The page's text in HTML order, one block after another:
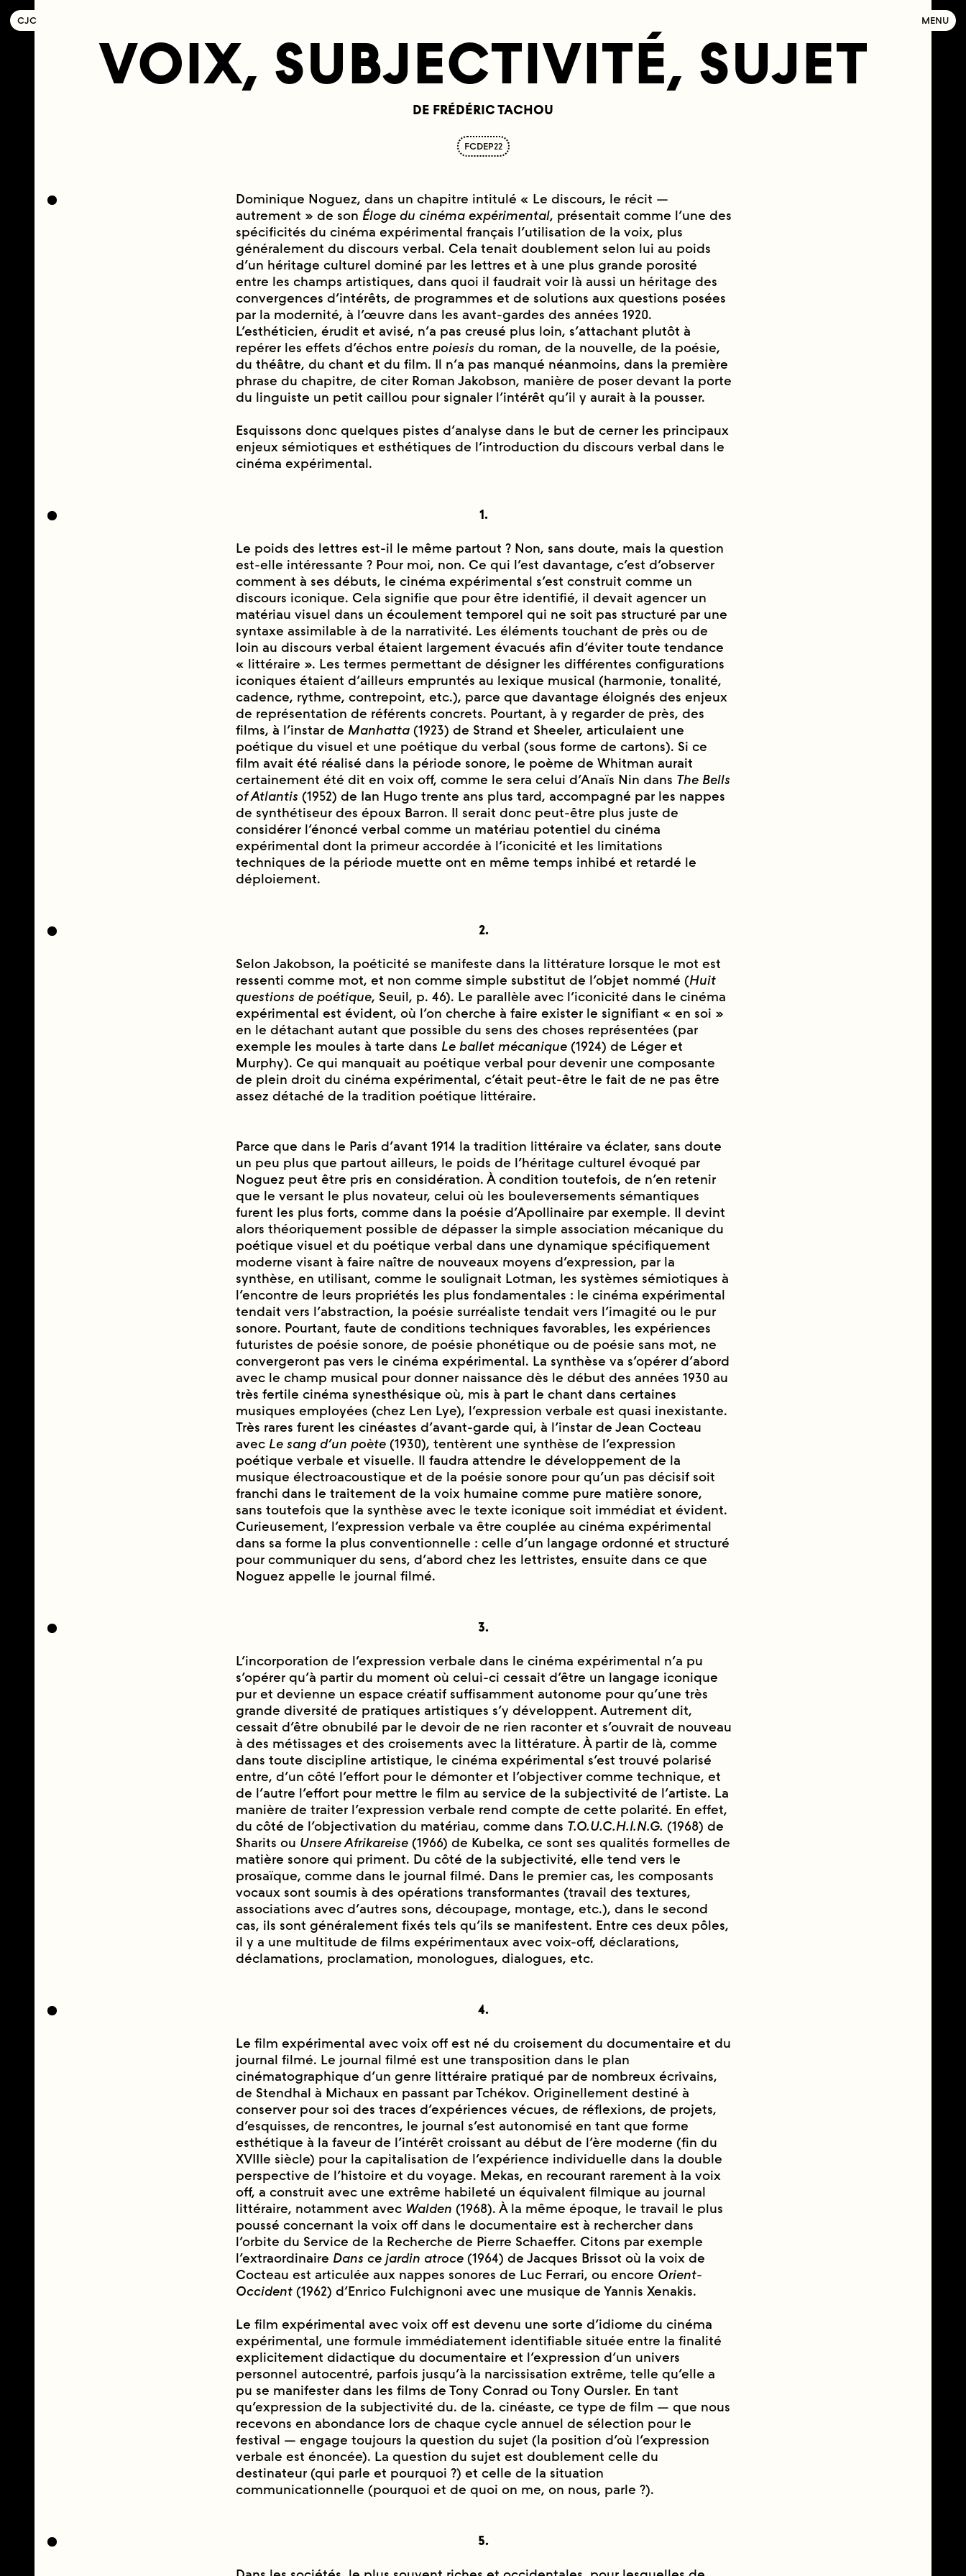
COLLECTIF
JEUNE
C MENU
VOIX, SUBJECTIVITÉ, SUJET
DE FRÉDÉRIC TACHOU
FCDEP22
Dominique Noguez, dans un chapitre intitulé « Le discours, le récit —
autrement » de son Éloge du cinéma expérimental, présentait comme l’une des
spécificités du cinéma expérimental français l’utilisation de la voix, plus
généralement du discours verbal. Cela tenait doublement selon lui au poids
d’un héritage culturel dominé par les lettres et à une plus grande porosité
entre les champs artistiques, dans quoi il faudrait voir là aussi un héritage des
convergences d’intérêts, de programmes et de solutions aux questions posées
par la modernité, à l’œuvre dans les avant-gardes des années 1920.
L’esthéticien, érudit et avisé, n’a pas creusé plus loin, s’attachant plutôt à
repérer les effets d’échos entre poiesis du roman, de la nouvelle, de la poésie,
du théâtre, du chant et du film. Il n’a pas manqué néanmoins, dans la première
phrase du chapitre, de citer Roman Jakobson, manière de poser devant la porte
du linguiste un petit caillou pour signaler l’intérêt qu’il y aurait à la pousser.
Esquissons donc quelques pistes d’analyse dans le but de cerner les principaux
enjeux sémiotiques et esthétiques de l’introduction du discours verbal dans le
cinéma expérimental.
1.
Le poids des lettres est-il le même partout ? Non, sans doute, mais la question
est-elle intéressante ? Pour moi, non. Ce qui l’est davantage, c’est d’observer
comment à ses débuts, le cinéma expérimental s’est construit comme un
discours iconique. Cela signifie que pour être identifié, il devait agencer un
matériau visuel dans un écoulement temporel qui ne soit pas structuré par une
syntaxe assimilable à de la narrativité. Les éléments touchant de près ou de
loin au discours verbal étaient largement évacués afin d’éviter toute tendance
« littéraire ». Les termes permettant de désigner les différentes configurations
iconiques étaient d’ailleurs empruntés au lexique musical (harmonie, tonalité,
cadence, rythme, contrepoint, etc.), parce que davantage éloignés des enjeux
de représentation de référents concrets. Pourtant, à y regarder de près, des
films, à l’instar de Manhatta (1923) de Strand et Sheeler, articulaient une
poétique du visuel et une poétique du verbal (sous forme de cartons). Si ce
film avait été réalisé dans la période sonore, le poème de Whitman aurait
certainement été dit en voix off, comme le sera celui d’Anaïs Nin dans The Bells
of Atlantis (1952) de Ian Hugo trente ans plus tard, accompagné par les nappes
de synthétiseur des époux Barron. Il serait donc peut-être plus juste de
considérer l’énoncé verbal comme un matériau potentiel du cinéma
expérimental dont la primeur accordée à l’iconicité et les limitations
techniques de la période muette ont en même temps inhibé et retardé le
déploiement.
2.
Selon Jakobson, la poéticité se manifeste dans la littérature lorsque le mot est
ressenti comme mot, et non comme simple substitut de l’objet nommé (Huit
questions de poétique, Seuil, p. 46). Le parallèle avec l’iconicité dans le cinéma
expérimental est évident, où l’on cherche à faire exister le signifiant « en soi »
en le détachant autant que possible du sens des choses représentées (par
exemple les moules à tarte dans Le ballet mécanique (1924) de Léger et
Murphy). Ce qui manquait au poétique verbal pour devenir une composante
de plein droit du cinéma expérimental, c’était peut-être le fait de ne pas être
assez détaché de la tradition poétique littéraire.
Parce que dans le Paris d’avant 1914 la tradition littéraire va éclater, sans doute
un peu plus que partout ailleurs, le poids de l’héritage culturel évoqué par
Noguez peut être pris en considération. À condition toutefois, de n’en retenir
que le versant le plus novateur, celui où les bouleversements sémantiques
furent les plus forts, comme dans la poésie d’Apollinaire par exemple. Il devint
alors théoriquement possible de dépasser la simple association mécanique du
poétique visuel et du poétique verbal dans une dynamique spécifiquement
moderne visant à faire naître de nouveaux moyens d’expression, par la
synthèse, en utilisant, comme le soulignait Lotman, les systèmes sémiotiques à
l’encontre de leurs propriétés les plus fondamentales : le cinéma expérimental
tendait vers l’abstraction, la poésie surréaliste tendait vers l’imagité ou le pur
sonore. Pourtant, faute de conditions techniques favorables, les expériences
futuristes de poésie sonore, de poésie phonétique ou de poésie sans mot, ne
convergeront pas vers le cinéma expérimental. La synthèse va s’opérer d’abord
avec le champ musical pour donner naissance dès le début des années 1930 au
très fertile cinéma synesthésique où, mis à part le chant dans certaines
musiques employées (chez Len Lye), l’expression verbale est quasi inexistante.
Très rares furent les cinéastes d’avant-garde qui, à l’instar de Jean Cocteau
avecLe sang d’un poète (1930), tentèrent une synthèse de l’expression
poétique verbale et visuelle. Il faudra attendre le développement de la
musique électroacoustique et de la poésie sonore pour qu’un pas décisif soit
franchi dans le traitement de la voix humaine comme pure matière sonore,
sans toutefois que la synthèse avec le texte iconique soit immédiat et évident.
Curieusement, l’expression verbale va être couplée au cinéma expérimental
dans sa forme la plus conventionnelle : celle d’un langage ordonné et structuré
pour communiquer du sens, d’abord chez les lettristes, ensuite dans ce que
Noguez appelle le journal filmé.
3.
L’incorporation de l’expression verbale dans le cinéma expérimental n’a pu
s’opérer qu’à partir du moment où celui-ci cessait d’être un langage iconique
pur et devienne un espace créatif suffisamment autonome pour qu’une très
grande diversité de pratiques artistiques s’y développent. Autrement dit,
cessait d’être obnubilé par le devoir de ne rien raconter et s’ouvrait de nouveau
à des métissages et des croisements avec la littérature. À partir de là, comme
dans toute discipline artistique, le cinéma expérimental s’est trouvé polarisé
entre, d’un côté l’effort pour le démonter et l’objectiver comme technique, et
de l’autre l’effort pour mettre le film au service de la subjectivité de l’artiste. La
manière de traiter l’expression verbale rend compte de cette polarité. En effet,
du côté de l’objectivation du matériau, comme dans T.O.U.C.H.I.N.G. (1968) de
Sharits ou Unsere Afrikareise (1966) de Kubelka, ce sont ses qualités formelles de
matière sonore qui priment. Du côté de la subjectivité, elle tend vers le
prosaïque, comme dans le journal filmé. Dans le premier cas, les composants
vocaux sont soumis à des opérations transformantes (travail des textures,
associations avec d’autres sons, découpage, montage, etc.), dans le second
cas, ils sont généralement fixés tels qu’ils se manifestent. Entre ces deux pôles,
il y a une multitude de films expérimentaux avec voix-off, déclarations,
déclamations, proclamation, monologues, dialogues, etc.
4.
Le film expérimental avec voix off est né du croisement du documentaire et du
journal filmé. Le journal filmé est une transposition dans le plan
cinématographique d’un genre littéraire pratiqué par de nombreux écrivains,
de Stendhal à Michaux en passant par Tchékov. Originellement destiné à
conserver pour soi des traces d’expériences vécues, de réflexions, de projets,
d’esquisses, de rencontres, le journal s’est autonomisé en tant que forme
esthétique à la faveur de l’intérêt croissant au début de l’ère moderne (fin du
XVIIIe siècle) pour la capitalisation de l’expérience individuelle dans la double
perspective de l’histoire et du voyage. Mekas, en recourant rarement à la voix
off, a construit avec une extrême habileté un équivalent filmique au journal
littéraire, notamment avec Walden (1968). À la même époque, le travail le plus
poussé concernant la voix off dans le documentaire est à rechercher dans
l’orbite du Service de la Recherche de Pierre Schaeffer. Citons par exemple
l’extraordinaire Dans ce jardin atroce (1964) de Jacques Brissot où la voix de
Cocteau est articulée aux nappes sonores de Luc Ferrari, ou encore Orient-
Occident (1962) d’Enrico Fulchignoni avec une musique de Yannis Xenakis.
Le film expérimental avec voix off est devenu une sorte d’idiome du cinéma
expérimental, une formule immédiatement identifiable située entre la finalité
explicitement didactique du documentaire et l’expression d’un univers
personnel autocentré, parfois jusqu’à la narcissisation extrême, telle qu’elle a
pu se manifester dans les films de Tony Conrad ou Tony Oursler. En tant
qu’expression de la subjectivité du. de la. cinéaste, ce type de film — que nous
recevons en abondance lors de chaque cycle annuel de sélection pour le
festival — engage toujours la question du sujet (la position d’où l’expression
verbale est énoncée). La question du sujet est doublement celle du
destinateur (qui parle et pourquoi ?) et celle de la situation
communicationnelle (pourquoi et de quoi on me, on nous, parle ?).
5.